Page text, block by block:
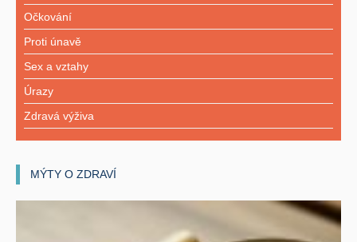
Očkování
Proti únavě
Sex a vztahy
Úrazy
Zdravá výživa
MÝTY O ZDRAVÍ